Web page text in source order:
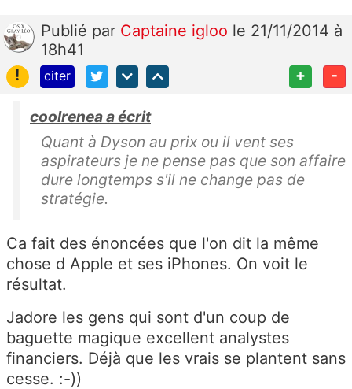
Publié par Captaine igloo le 21/11/2014 à
18h41
!
citer + -
coolrenea a écrit
Quant à Dyson au prix ou il vent ses
aspirateurs je ne pense pas que son affaire
dure longtemps s'il ne change pas de
stratégie.
Ca fait des énoncées que l'on dit la même
chose d Apple et ses iPhones. On voit le
résultat.
Jadore les gens qui sont d'un coup de
baguette magique excellent analystes
financiers. Déjà que les vrais se plantent sans
cesse. :-))